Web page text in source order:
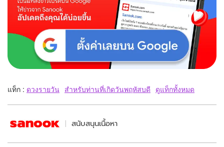
แท็ก : ดวงรายวัน สำหรับท่านที่เกิดวันพฤหัสบดี ดูแท็กทั้งหมด
สนับสนุนเนื้อหา